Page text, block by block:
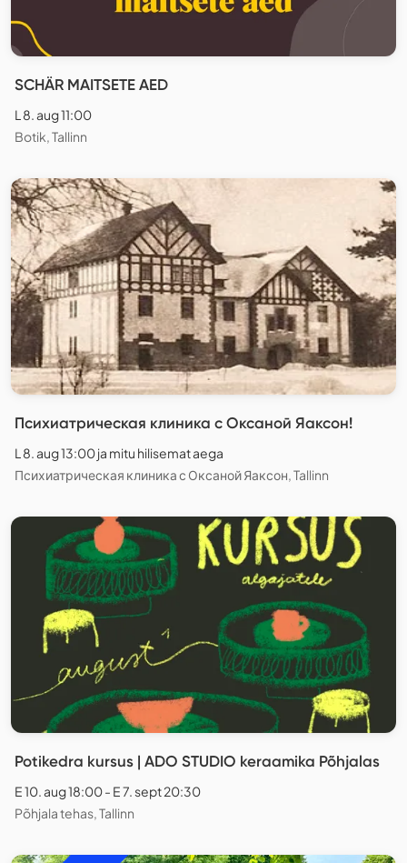
SCHÄR MAITSETE AED
L 8. aug 11:00
Botik, Tallinn
Психиатрическая клиника с Оксаной Яаксон!
L 8. aug 13:00 ja mitu hilisemat aega
Психиатрическая клиника с Оксаной Яаксон, Tallinn
Potikedra kursus | ADO STUDIO keraamika Põhjalas
E 10. aug 18:00 - E 7. sept 20:30
Põhjala tehas, Tallinn